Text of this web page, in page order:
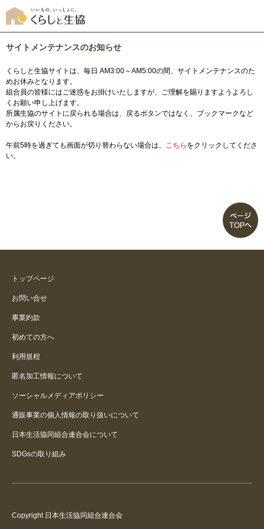
サイトメンテナンスのお知らせ
くらしと生協サイトは、毎日 AM3:00～AM5:00の間、サイトメンテナンスのた
めお休みとなります。
組合員の皆様にはご迷惑をお掛けいたしますが、ご理解を賜りますようよろし
くお願い申し上げます。
所属生協のサイトに戻られる場合は、戻るボタンではなく、ブックマークなど
からお戻りください。
午前5時を過ぎても画面が切り替わらない場合は、 こちら をクリックしてくださ
い。
トップページ
お問い合せ
事業約款
初めての方へ
利用規程
匿名加工情報について
ソーシャルメディアポリシー
通販事業の個人情報の取り扱いについて
日本生活協同組合連合会について
SDGsの取り組み
Copyright 日本生活協同組合連合会